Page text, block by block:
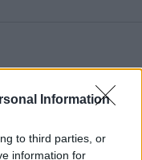
Information
to third parties, or
information for